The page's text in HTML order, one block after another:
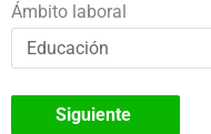
Ámbito laboral